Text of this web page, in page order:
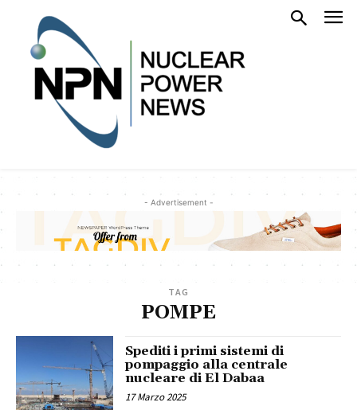
- Advertisement -
TAG
POMPE
Spediti i primi sistemi di
pompaggio alla centrale
nucleare di El Dabaa
17 Marzo 2025